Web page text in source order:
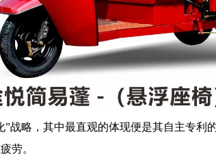
”战略，其中最直观的体现便是其自主专利
劳。